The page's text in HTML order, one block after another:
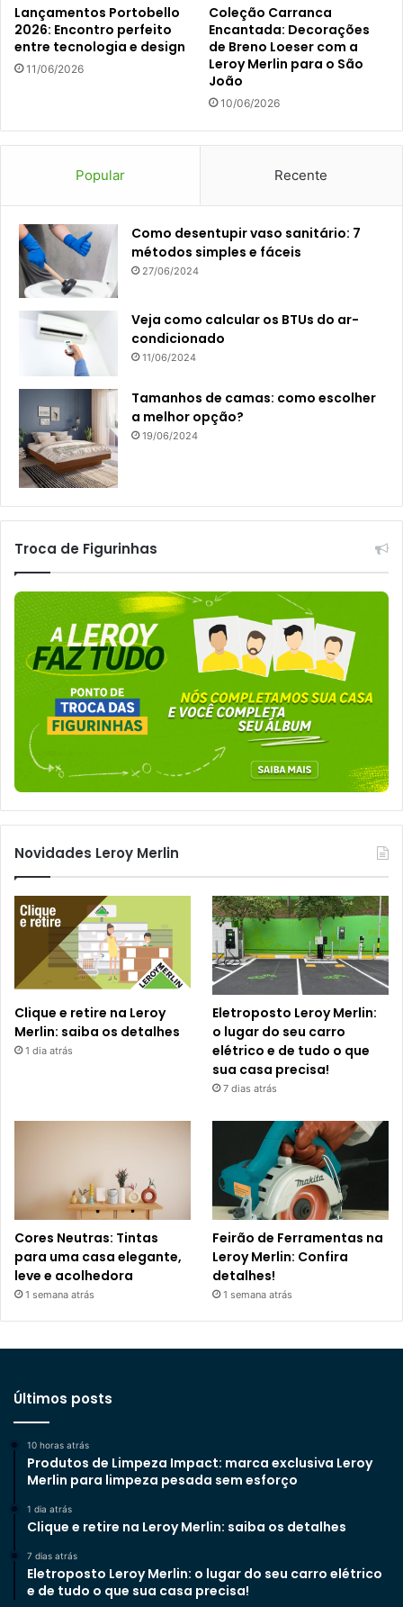
Lançamentos Portobello
2026: Encontro perfeito
entre tecnologia e design
11/06/2026
Coleção Carranca
Encantada: Decorações
de Breno Loeser com a
Leroy Merlin para o São
João
10/06/2026
Popular Recente
Como desentupir vaso sanitário: 7
métodos simples e fáceis
27/06/2024
Veja como calcular os BTUs do ar-
condicionado
11/06/2024
Tamanhos de camas: como escolher
a melhor opção?
19/06/2024
Troca de Figurinhas
Novidades Leroy Merlin
Clique e retire na Leroy
Merlin: saiba os detalhes
1 dia atrás
Eletroposto Leroy Merlin:
o lugar do seu carro
elétrico e de tudo o que
sua casa precisa!
7 dias atrás
Cores Neutras: Tintas
para uma casa elegante,
leve e acolhedora
1 semana atrás
Feirão de Ferramentas na
Leroy Merlin: Confira
detalhes!
1 semana atrás
Últimos posts
10 horas atrás
Produtos de Limpeza Impact: marca exclusiva Leroy
Merlin para limpeza pesada sem esforço
1 dia atrás
Clique e retire na Leroy Merlin: saiba os detalhes
7 dias atrás
Eletroposto Leroy Merlin: o lugar do seu carro elétrico
e de tudo o que sua casa precisa!